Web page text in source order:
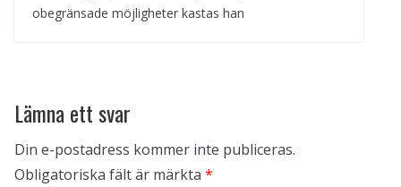
obegränsade möjligheter kastas han
Lämna ett svar
Din e-postadress kommer inte publiceras.
Obligatoriska fält är märkta *